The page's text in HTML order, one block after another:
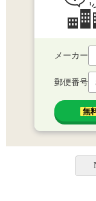
メーカー
郵便番号
無